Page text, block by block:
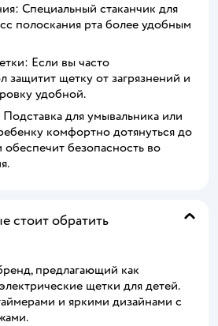
Специальный стаканчик для
полоскания рта более удобным
Если вы часто
защитит щетку от загрязнений и
удобной.
Подставка для умывальника или
комфортно дотянуться до
безопасность во
стоит обратить
предлагающий как
щетки для детей.
и яркими дизайнами с